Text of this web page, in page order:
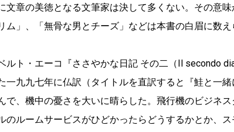
文章の美徳となる文筆家は決して多くない。その意
ム」、「無骨な男とチーズ」などは本書の白眉に数え
ルト・エーコ『ささやかな日記 その二（Il secondo
一九九七年に仏訳（タイトルを直訳すると『鮭と一
で、機中の憂さを大いに晴らした。飛行機のビジネ
のルームサービスがひどかったらどうするかとか、